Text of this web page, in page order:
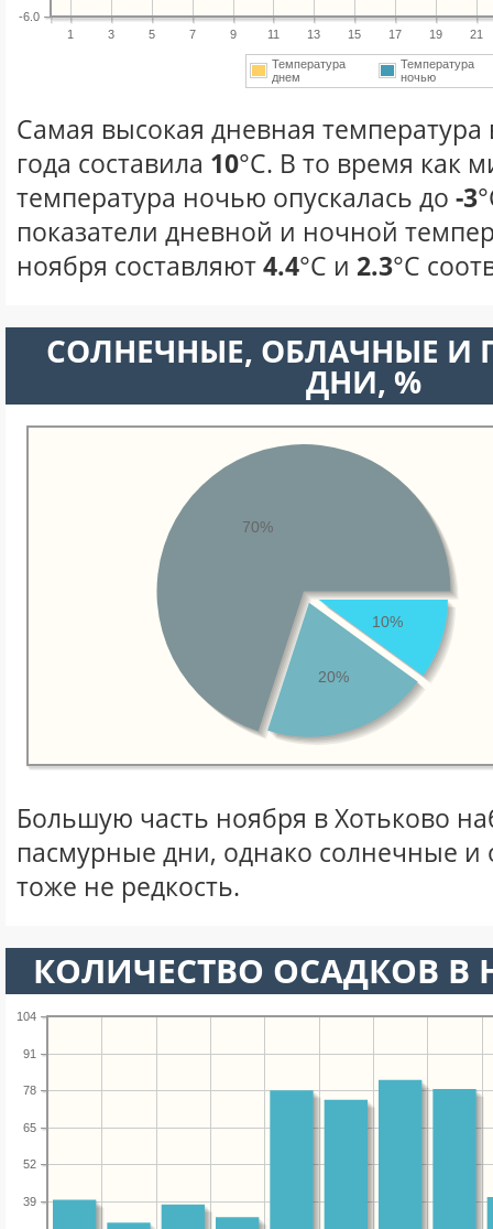
1 3 5 7 9 11 13 15 17 19 21
-6.0
Температура
днем
Температура
ночью
Самая высокая дневная температура
года составила 10°С. В то время как
температура ночью опускалась до -3
показатели дневной и ночной
ноября составляют4.4°С и 2.3°С
CОЛНЕЧНЫЕ, ОБЛАЧНЫЕ И
ДНИ, %
10%
20%
70%
Большую часть ноября в Хотьково
пасмурные дни, однако солнечные
тоже не редкость.
КОЛИЧЕСТВО ОСАДКОВ В
39
52
65
78
91
104